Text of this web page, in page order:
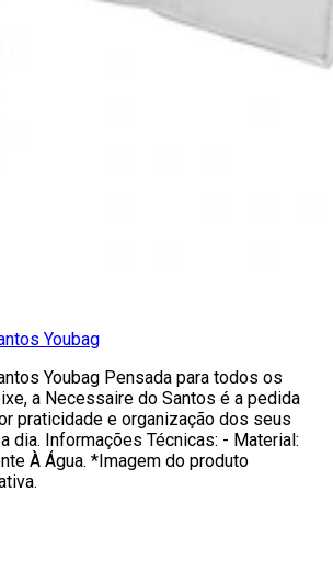
Youbag
Youbag Pensada para todos os
a Necessaire do Santos é a pedida
praticidade e organização dos seus
dia. Informações Técnicas: - Material:
À Água. *Imagem do produto